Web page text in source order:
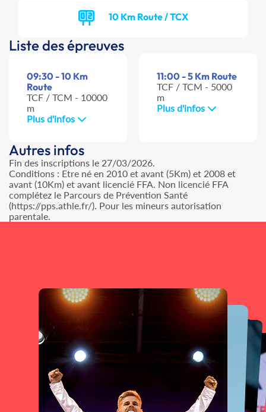
10 Km Route / TCX
Liste des épreuves
09:30 - 10 Km
Route
TCF / TCM - 10000
m
Plus d'infos
11:00 - 5 Km Route
TCF / TCM - 5000
m
Plus d'infos
Autres infos
Fin des inscriptions le 27/03/2026.
Conditions : Etre né en 2010 et avant (5Km) et 2008 et
avant (10Km) et avant licencié FFA. Non licencié FFA
complétez le Parcours de Prévention Santé
(https://pps.athle.fr/). Pour les mineurs autorisation
parentale.